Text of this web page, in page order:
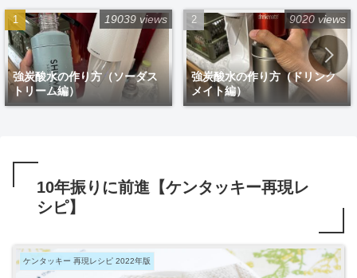
強炭酸水の作り方（ソーダス
トリーム編）
19039 views
強炭酸水の作り方（ドリンク
メイト編）
9020 views
10年振りに前進【ケンタッキー再現レ
シピ】
ケンタッキー 再現レシピ 2022年版